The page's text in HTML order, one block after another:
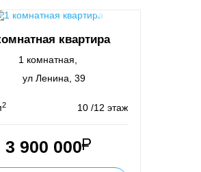
квартира
1 комнатная,
ул Ленина, 39
2 10 /12 этаж
3 900 000